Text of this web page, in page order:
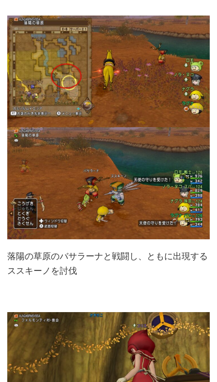
落陽の草原のバサラーナと戦闘し、ともに出現する
ススキーノを討伐